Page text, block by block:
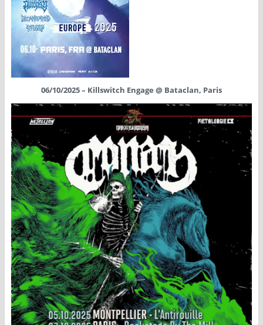
06/10/2025 – Killswitch Engage @ Bataclan, Paris